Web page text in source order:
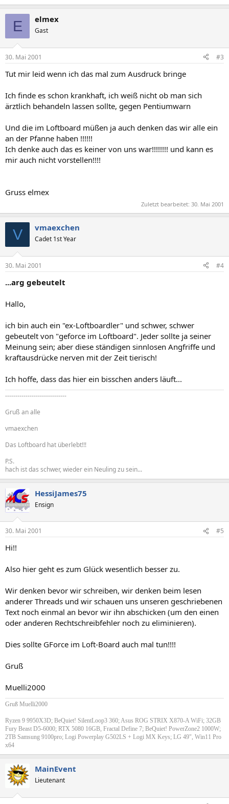
E elmex
Gast
30. Mai 2001 #3
Tut mir leid wenn ich das mal zum Ausdruck bringe
Ich finde es schon krankhaft, ich weiß nicht ob man sich
ärztlich behandeln lassen sollte, gegen Pentiumwarn
Und die im Loftboard müßen ja auch denken das wir alle ein
an der Pfanne haben !!!!!!
Ich denke auch das es keiner von uns war!!!!!!!! und kann es
mir auch nicht vorstellen!!!!
Gruss elmex
Zuletzt bearbeitet: 30. Mai 2001
V vmaexchen
Cadet 1st Year
30. Mai 2001 #4
...arg gebeutelt
Hallo,
ich bin auch ein "ex-Loftboardler" und schwer, schwer
gebeutelt von "geforce im Loftboard". Jeder sollte ja seiner
Meinung sein; aber diese ständigen sinnlosen Angfriffe und
kraftausdrücke nerven mit der Zeit tierisch!
Ich hoffe, dass das hier ein bisschen anders läuft...
------------------------------
Gruß an alle
vmaexchen
Das Loftboard hat überlebt!!!
P.S.
hach ist das schwer, wieder ein Neuling zu sein...
HessiJames75
Ensign
30. Mai 2001 #5
Hi!!
Also hier geht es zum Glück wesentlich besser zu.
Wir denken bevor wir schreiben, wir denken beim lesen
anderer Threads und wir schauen uns unseren geschriebenen
Text noch einmal an bevor wir ihn abschicken (um den einen
oder anderen Rechtschreibfehler noch zu eliminieren).
Dies sollte GForce im Loft-Board auch mal tun!!!!
Gruß
Muelli2000
Gruß Muelli2000
Ryzen 9 9950X3D; BeQuiet! SilentLoop3 360; Asus ROG STRIX X870-A WiFi; 32GB
Fury Beast D5-6000; RTX 5080 16GB, Fractal Define 7; BeQuiet! PowerZone2 1000W;
2TB Samsung 9100pro; Logi Powerplay G502LS + Logi MX Keys; LG 49", Win11 Pro
x64
MainEvent
Lieutenant